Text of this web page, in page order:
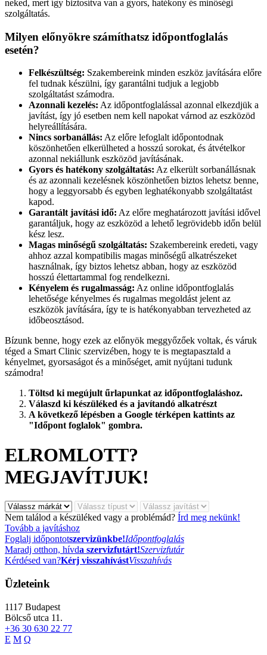
neked, mert így biztosítva van a gyors, hatékony és minőségi
szolgáltatás.
Milyen előnyökre számíthatsz időpontfoglalás
esetén?
Felkészültség: Szakembereink minden eszköz javítására előre
fel tudnak készülni, így garantálni tudjuk a legjobb
szolgáltatást számodra.
Azonnali kezelés: Az időpontfoglalással azonnal elkezdjük a
javítást, így jó esetben nem kell napokat várnod az eszközöd
helyreállítására.
Nincs sorbanállás: Az előre lefoglalt időpontodnak
köszönhetően elkerülheted a hosszú sorokat, és átvételkor
azonnal nekiállunk eszközöd javításának.
Gyors és hatékony szolgáltatás: Az elkerült sorbanállásnak
és az azonnali kezelésnek köszönhetően biztos lehetsz benne,
hogy a leggyorsabb és egyben leghatékonyabb szolgáltatást
kapod.
Garantált javítási idő: Az előre meghatározott javítási idővel
garantáljuk, hogy az eszközöd a lehető legrövidebb időn belül
kész lesz.
Magas minőségű szolgáltatás: Szakembereink eredeti, vagy
ahhoz azzal kompatibilis magas minőségű alkatrészeket
használnak, így biztos lehetsz abban, hogy az eszközöd
hosszú élettartammal fog rendelkezni.
Kényelem és rugalmasság: Az online időpontfoglalás
lehetősége kényelmes és rugalmas megoldást jelent az
eszközök javítására, így te is hatékonyabban tervezheted az
időbeosztásod.
Bízunk benne, hogy ezek az előnyök meggyőzőek voltak, és váruk
téged a Smart Clinic szervizében, hogy te is megtapasztald a
kényelmet, gyorsaságot és a minőséget, amit nyújtani tudunk
számodra!
Töltsd ki megújult űrlapunkat az időpontfoglaláshoz.
Válaszd ki készüléked és a javítandó alkatrészt
A következő lépésben a Google térképen kattints az
"Időpont foglalok" gombra.
ELROMLOTT?
MEGJAVÍTJUK!
Nem találod a készüléked vagy a problémád? Írd meg nekünk!
Tovább a javításhoz
Foglalj időpontotszervizünkbe!Időpontfoglalás
Maradj otthon, hívda szervizfutárt!Szervizfutár
Kérdésed van?Kérj visszahívástVisszahívás
Üzleteink
1117 Budapest
Bölcső utca 11.
+36 30 630 22 77
E M Q